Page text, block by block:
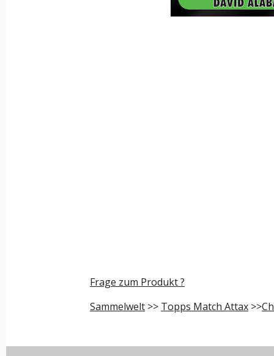
Frage zum Produkt ?
Sammelwelt >> Topps Match Attax >>